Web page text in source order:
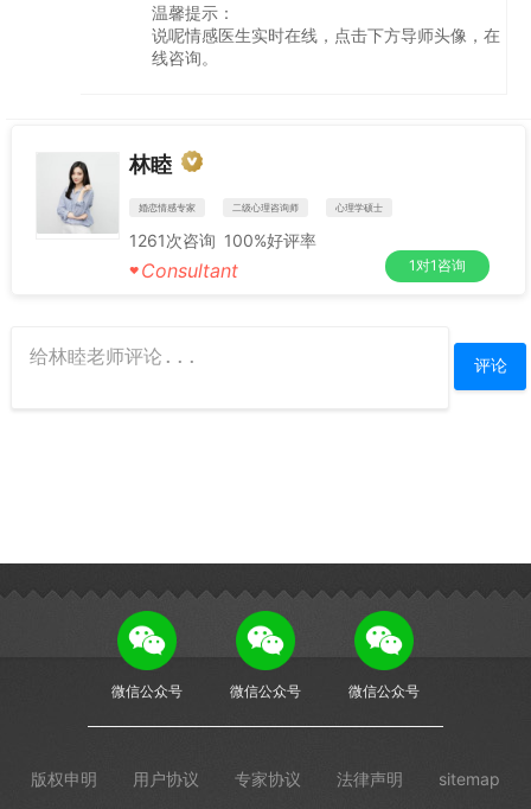
温馨提示：
说呢情感医生实时在线，点击下方导师头像，在
线咨询。
林睦
婚恋情感专家 二级心理咨询师 心理学硕士
1261次咨询 100%好评率
♥ Consultant 1对1咨询
微信公众号 微信公众号 微信公众号
版权申明 用户协议 专家协议 法律声明 sitemap